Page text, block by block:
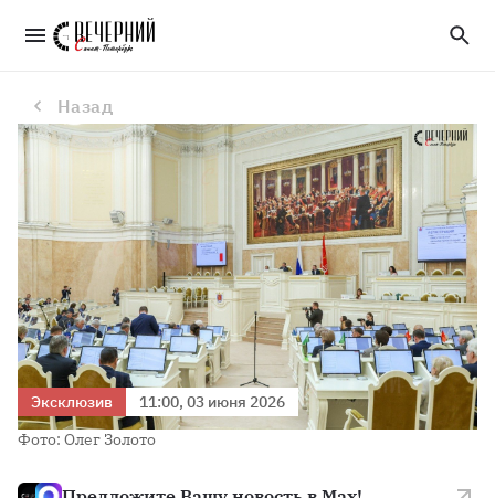
Спортсмены получат компенсацию на обучение
Назад
Эксклюзив
11:00, 03 июня 2026
Фото: Олег Золото